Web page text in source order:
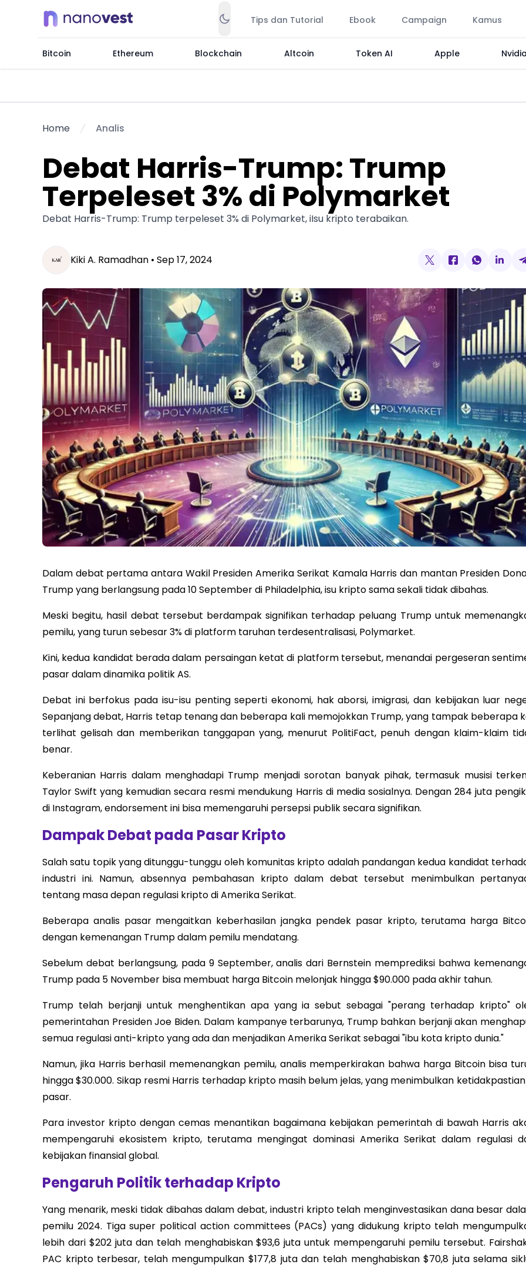
Tips dan Tutorial Ebook Campaign Kamus
Bitcoin Ethereum Blockchain Altcoin Token AI Apple Nvidia
Home Analis
Debat Harris-Trump: Trump
Terpeleset 3% di Polymarket
Debat Harris-Trump: Trump terpeleset 3% di Polymarket, iIsu kripto terabaikan.
Kiki A. Ramadhan • Sep 17, 2024
Dalam debat pertama antara Wakil Presiden Amerika Serikat Kamala Harris dan mantan Presiden
Trump yang berlangsung pada 10 September di Philadelphia, isu kripto sama sekali tidak dibahas.
Meski begitu, hasil debat tersebut berdampak signifikan terhadap peluang Trump untuk
pemilu, yang turun sebesar 3% di platform taruhan terdesentralisasi, Polymarket.
Kini, kedua kandidat berada dalam persaingan ketat di platform tersebut, menandai pergeseran
pasar dalam dinamika politik AS.
Debat ini berfokus pada isu-isu penting seperti ekonomi, hak aborsi, imigrasi, dan kebijakan luar
Sepanjang debat, Harris tetap tenang dan beberapa kali memojokkan Trump, yang tampak beberapa
terlihat gelisah dan memberikan tanggapan yang, menurut PolitiFact, penuh dengan klaim-klaim
benar.
Keberanian Harris dalam menghadapi Trump menjadi sorotan banyak pihak, termasuk musisi
Taylor Swift yang kemudian secara resmi mendukung Harris di media sosialnya. Dengan 284 juta
di Instagram, endorsement ini bisa memengaruhi persepsi publik secara signifikan.
Dampak Debat pada Pasar Kripto
Salah satu topik yang ditunggu-tunggu oleh komunitas kripto adalah pandangan kedua kandidat
industri ini. Namun, absennya pembahasan kripto dalam debat tersebut menimbulkan
tentang masa depan regulasi kripto di Amerika Serikat.
Beberapa analis pasar mengaitkan keberhasilan jangka pendek pasar kripto, terutama harga
dengan kemenangan Trump dalam pemilu mendatang.
Sebelum debat berlangsung, pada 9 September, analis dari Bernstein memprediksi bahwa
Trump pada 5 November bisa membuat harga Bitcoin melonjak hingga $90.000 pada akhir tahun.
Trump telah berjanji untuk menghentikan apa yang ia sebut sebagai "perang terhadap kripto"
pemerintahan Presiden Joe Biden. Dalam kampanye terbarunya, Trump bahkan berjanji akan
semua regulasi anti-kripto yang ada dan menjadikan Amerika Serikat sebagai "ibu kota kripto dunia."
Namun, jika Harris berhasil memenangkan pemilu, analis memperkirakan bahwa harga Bitcoin bisa
hingga $30.000. Sikap resmi Harris terhadap kripto masih belum jelas, yang menimbulkan
pasar.
Para investor kripto dengan cemas menantikan bagaimana kebijakan pemerintah di bawah Harris
mempengaruhi ekosistem kripto, terutama mengingat dominasi Amerika Serikat dalam regulasi
kebijakan finansial global.
Pengaruh Politik terhadap Kripto
Yang menarik, meski tidak dibahas dalam debat, industri kripto telah menginvestasikan dana besar
pemilu 2024. Tiga super political action committees (PACs) yang didukung kripto telah
lebih dari $202 juta dan telah menghabiskan $93,6 juta untuk mempengaruhi pemilu tersebut.
PAC kripto terbesar, telah mengumpulkan $177,8 juta dan telah menghabiskan $70,8 juta selama